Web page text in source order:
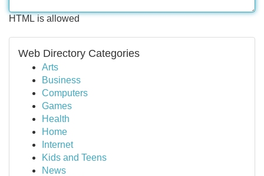
HTML is allowed
Web Directory Categories
Arts
Business
Computers
Games
Health
Home
Internet
Kids and Teens
News